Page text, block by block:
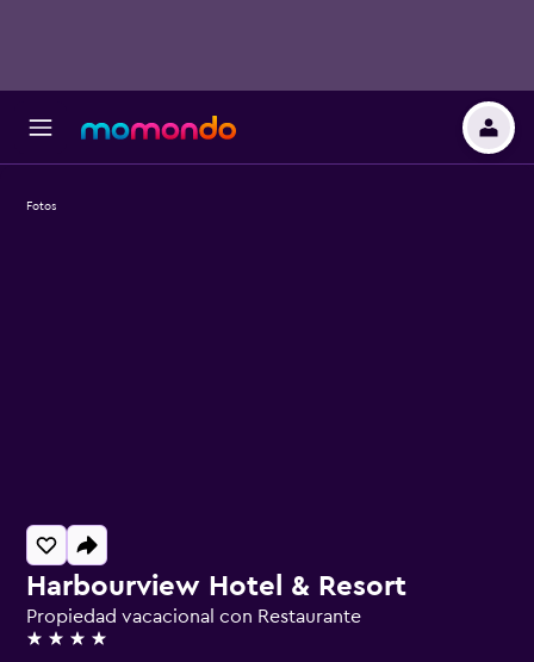
Harbourview Hotel & Resort
Propiedad vacacional con Restaurante
4 estrellas
Fotos